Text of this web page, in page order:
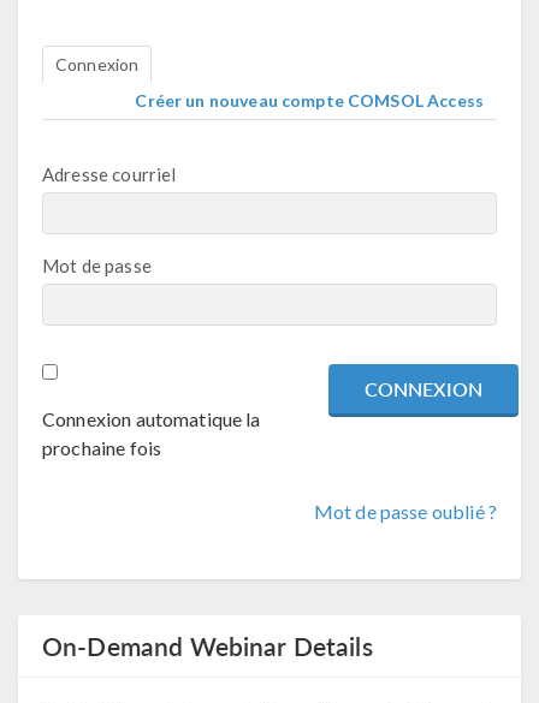
Connexion
Créer un nouveau compte COMSOL Access
Adresse courriel
Mot de passe
Connexion automatique la
prochaine fois
Mot de passe oublié ?
On-Demand Webinar Details